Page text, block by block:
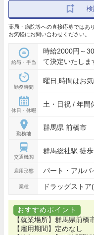
検
薬局・病院等への直接応募ではあ
お気軽にお問い合わせください。
給与・手当
時給2000円～
て決定いたしま
勤務時間
曜日,時間はお
休日・休暇
土・日祝 / 年間
勤務地
群馬県 前橋市
交通機関
群馬総社駅 徒
雇用形態 パート・アルバ
業種 ドラッグスト
おすすめポイント
【就業場所】群馬県前橋
【雇用期間】定めなし